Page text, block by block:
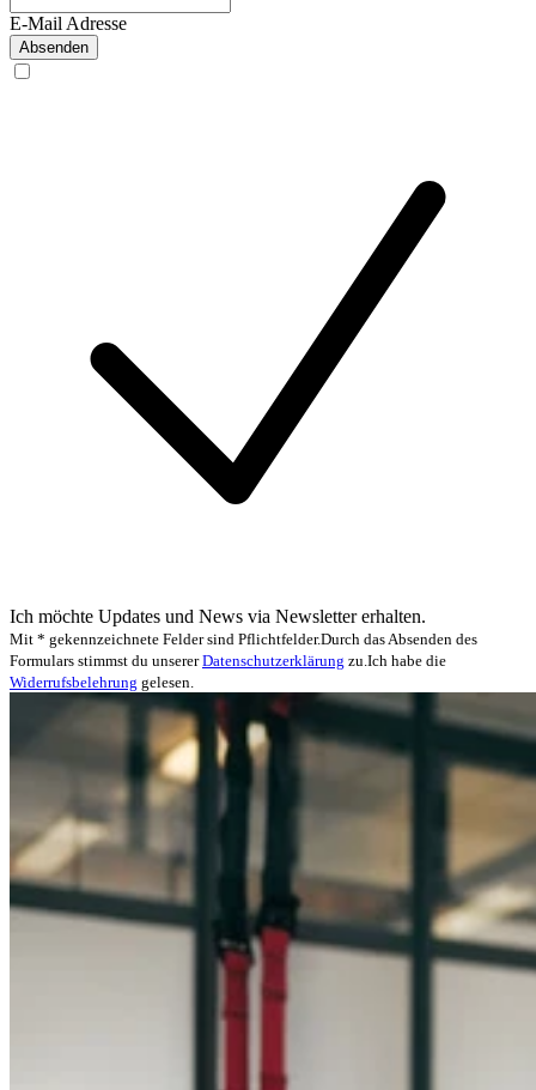
E-Mail Adresse
Absenden
Ich möchte Updates und News via Newsletter erhalten.
Mit * gekennzeichnete Felder sind Pflichtfelder.Durch das Absenden des
Formulars stimmst du unserer Datenschutzerklärung zu. Ich habe die
Widerrufsbelehrung gelesen.